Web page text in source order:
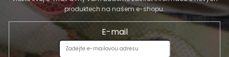
produktech na našem e-shopu.
E-mail